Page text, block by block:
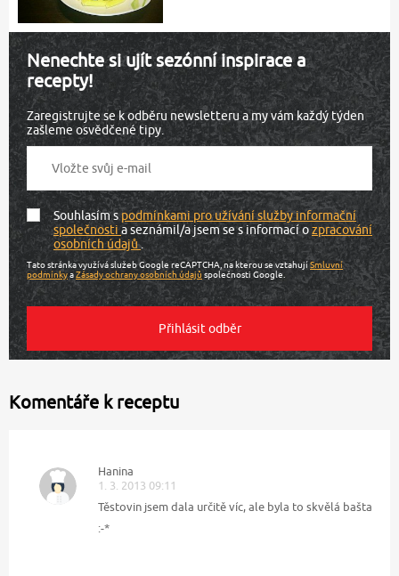
Nenechte si ujít sezónní inspirace a
recepty!
Zaregistrujte se k odběru newsletteru a my vám každý týden
zašleme osvědčené tipy.
Souhlasím spodmínkami pro užívání služby informační
společnostia seznámil/a jsem se s informací ozpracování
osobních údajů.
Tato stránka využívá služeb Google reCAPTCHA, na kterou se vztahujíSmluvní
podmínkyaZásady ochrany osobních údajů společnosti Google.
Komentáře k receptu
Hanina
1. 3. 2013 09:11
Těstovin jsem dala určitě víc, ale byla to skvělá bašta
:-*